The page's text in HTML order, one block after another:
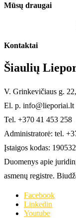
Mūsų draugai
Kontaktai
Šiaulių
V. Grinkevičiaus g.
El. p. info@lieporiai.lt
Tel. +370 41 453 258
Administratorė: tel.
Įstaigos kodas:
Duomenys apie
asmenų registre.
Facebook
Linkedin
Youtube